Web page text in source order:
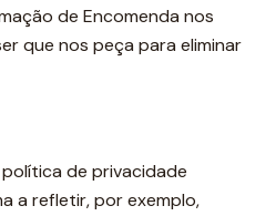
de Encomenda nos
que nos peça para eliminar
de privacidade
a refletir, por exemplo,